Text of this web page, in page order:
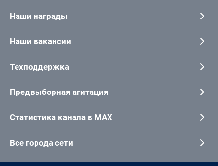
Наши награды
Наши вакансии
Техподдержка
Предвыборная агитация
Статистика канала в MAX
Все города сети